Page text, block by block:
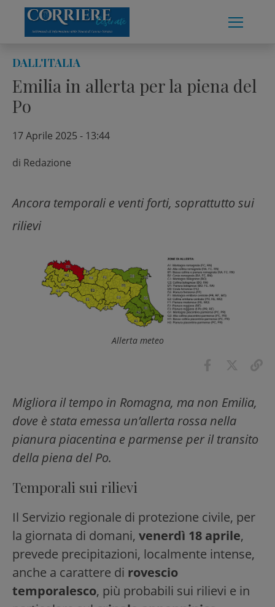
content
DALL'ITALIA
Emilia in allerta per la piena del
Po
17 Aprile 2025 - 13:44
di Redazione
Ancora temporali e venti forti, soprattutto sui
rilievi
Allerta meteo
Migliora il tempo in Romagna, ma non Emilia,
dove è stata emessa un’allerta rossa nella
pianura piacentina e parmense per il transito
della piena del Po.
Temporali sui rilievi
Il Servizio regionale di protezione civile, per
la giornata di domani, venerdì 18 aprile,
prevede precipitazioni, localmente intense,
anche a carattere di rovescio
temporalesco, più probabili sui rilievi e in